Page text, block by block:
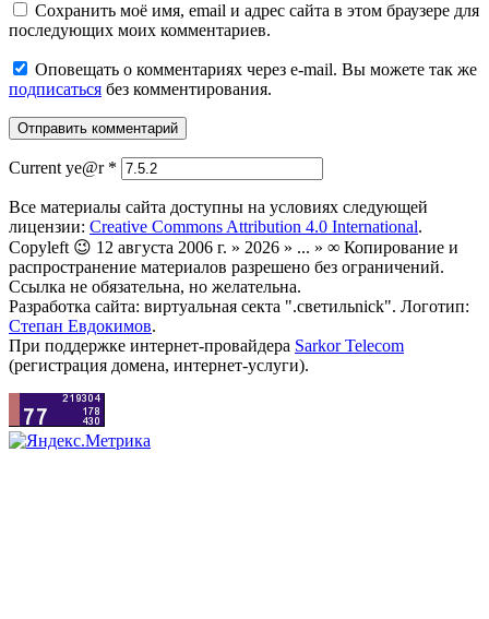
Сохранить моё имя, email и адрес сайта в этом браузере для
последующих моих комментариев.
Оповещать о комментариях через e-mail. Вы можете так же
подписаться без комментирования.
Current ye@r *
Все материалы сайта доступны на условиях следующей
лицензии: Creative Commons Attribution 4.0 International.
Copyleft 😉 12 августа 2006 г. » 2026 » ... » ∞ Копирование и
распространение материалов разрешено без ограничений.
Ссылка не обязательна, но желательна.
Разработка сайта: виртуальная секта ".светильnick". Логотип:
Степан Евдокимов.
При поддержке интернет-провайдера Sarkor Telecom
(регистрация домена, интернет-услуги).